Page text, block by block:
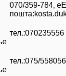
070/359-784,
тел.:070235556
тел.:075/558056